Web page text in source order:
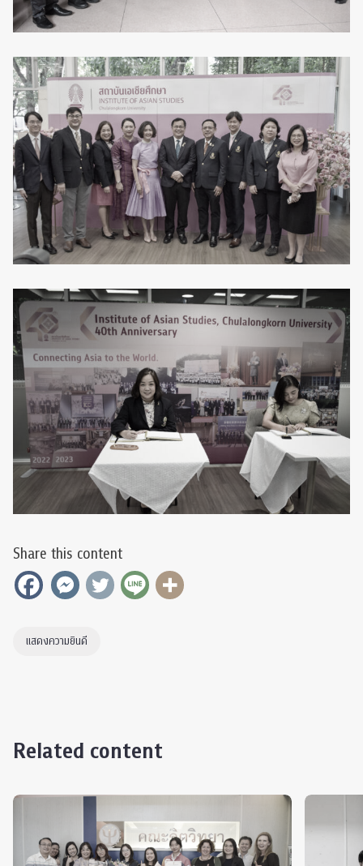
Share this content
แสดงความยินดี
Related content